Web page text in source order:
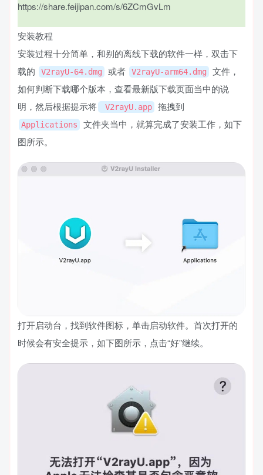
https://share.feijipan.com/s/6ZCmGvLm
安装教程
安装过程十分简单，和别的离线下载的软件一样，双击下
载的
V2rayU-64.dmg 或者 V2rayU-arm64.dmg
文件，
如何判断下载哪个版本，查看最新版下载页面当中的说
明，然后根据提示将
V2rayU.app 拖拽到
Applications
文件夹当中，就算完成了安装工作，如下
图所示。
打开启动台，找到软件图标，单击启动软件。首次打开的
时候会有安全提示，如下图所示，点击“好”继续。